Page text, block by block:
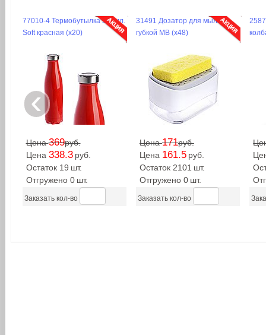
77010-4 Термобутылка 500мл.
Soft красная (х20)
Цена369руб.
Цена 338.3 руб.
Остаток 19 шт.
Отгружено 0 шт.
Заказать кол-во
31491 Дозатор для мыла с
губкой MB (х48)
Цена171руб.
Цена 161.5 руб.
Остаток 2101 шт.
Отгружено 0 шт.
Заказать кол-во
‹